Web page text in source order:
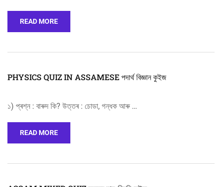
READ MORE
PHYSICS QUIZ IN ASSAMESE পদাৰ্থ বিজ্ঞান কুইজ
১) প্ৰশ্ন : বাৰুদ কি? উত্তৰ : চোডা, গন্ধক আৰু …
READ MORE